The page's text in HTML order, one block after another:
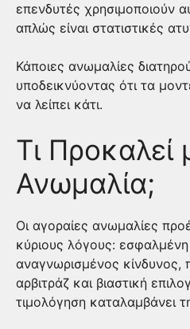
επενδυτές χρησιμοποιούν
απλώς είναι στατιστικές
Κάποιες ανωμαλίες
υποδεικνύοντας ότι τα
να λείπει κάτι.
Τι Προκαλεί
Ανωμαλία;
Οι αγοραίες ανωμαλίες
κύριους λόγους:
αναγνωρισμένος κίνδυνος,
αρβιτράζ και βιαστική
τιμολόγηση καταλαμβάνει